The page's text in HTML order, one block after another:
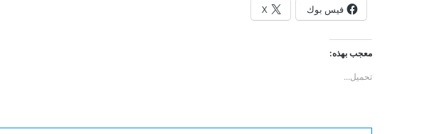
فيس بوك X
معجب بهذه:
تحميل...